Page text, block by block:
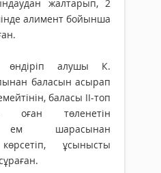
жалтарып, 2
алимент бойынша
өндіріп алушы К.
баласын асырап
баласы ІІ-топ
оған төленетін
ем шарасынан
ұсынысты